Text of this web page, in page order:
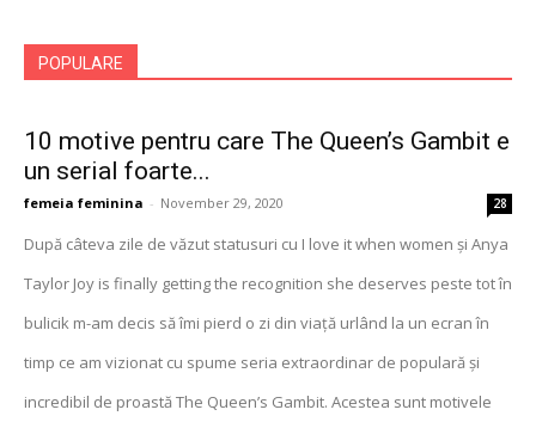
POPULARE
10 motive pentru care The Queen’s Gambit e
un serial foarte...
femeia feminina - November 29, 2020 28
După câteva zile de văzut statusuri cu I love it when women și Anya
Taylor Joy is finally getting the recognition she deserves peste tot în
bulicik m-am decis să îmi pierd o zi din viață urlând la un ecran în
timp ce am vizionat cu spume seria extraordinar de populară și
incredibil de proastă The Queen’s Gambit. Acestea sunt motivele